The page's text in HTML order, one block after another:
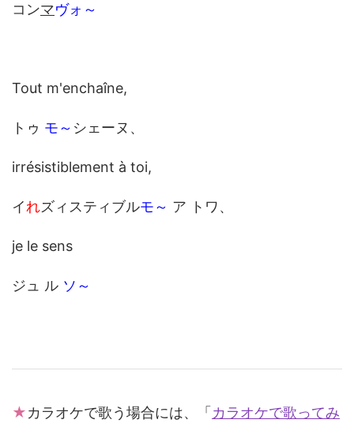
コンマヴォ～
Tout m'enchaîne,
トゥ モ～ シェーヌ、
irrésistiblement à toi,
イれズィスティブルモ～ ア トワ、
je le sens
ジュ ル ソ～
★カラオケで歌う場合には、「 カラオケで歌ってみ